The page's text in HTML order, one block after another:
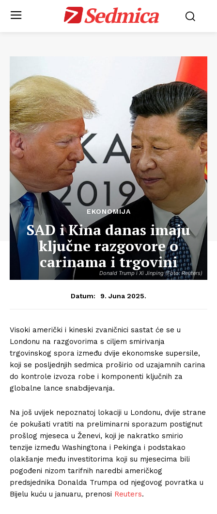
Sedmica
Donald Trump i Xi Jinping (Foto: Reuters)
EKONOMIJA
SAD i Kina danas imaju
ključne razgovore o
carinama i trgovini
Datum: 9. Juna 2025.
Visoki američki i kineski zvaničnici sastat će se u
Londonu na razgovorima s ciljem smirivanja
trgovinskog spora između dvije ekonomske supersile,
koji se posljednjih sedmica proširio od uzajamnih carina
do kontrole izvoza robe i komponenti ključnih za
globalne lance snabdijevanja.
Na još uvijek nepoznatoj lokaciji u Londonu, dvije strane
će pokušati vratiti na preliminarni sporazum postignut
prošlog mjeseca u Ženevi, koji je nakratko smirio
tenzije između Washingtona i Pekinga i podstakao
olakšanje među investitorima koji su mjesecima bili
pogođeni nizom tarifnih naredbi američkog
predsjednika Donalda Trumpa od njegovog povratka u
Bijelu kuću u januaru, prenosi Reuters.